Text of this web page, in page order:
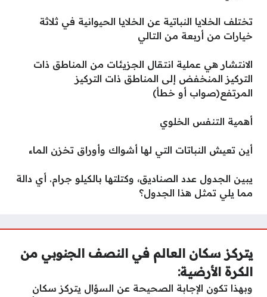
تختلف الخلايا النباتية عن الخلايا الحيوانية في ثلاثة
خيارات من أربعة من التالي
الانتشار هي عملية انتقال الجزيئات من المناطق ذات
التركيز المنخفض إلى المناطق ذات التركيز
المرتفع(صواب أو خطأ)
أهمية التنفس الخلوي
أين تعيش النباتات التي لها أشواك وأوراق تخزن الماء
يبين الجدول عدد الصناديق، وكتلتها بالكيلو جرام. أي دالة
مما يلي تمثل هذا الجدول؟
يتركز سكان العالم في النصف الجنوبي من
الكرة الأرضية:
وبهذا تكون الإجابة الصحيحة عن السؤال يتركز سكان